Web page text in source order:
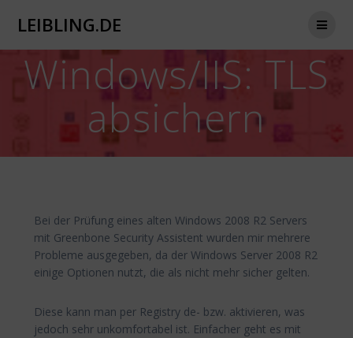
LEIBLING.DE
Windows/IIS: TLS
absichern
Bei der Prüfung eines alten Windows 2008 R2 Servers
mit Greenbone Security Assistent wurden mir mehrere
Probleme ausgegeben, da der Windows Server 2008 R2
einige Optionen nutzt, die als nicht mehr sicher gelten.
Diese kann man per Registry de- bzw. aktivieren, was
jedoch sehr unkomfortabel ist. Einfacher geht es mit